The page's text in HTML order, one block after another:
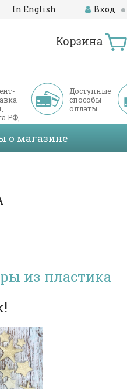
In English Вход
Корзина
РФ,
Доступные
способы
оплаты
о магазине
из пластика